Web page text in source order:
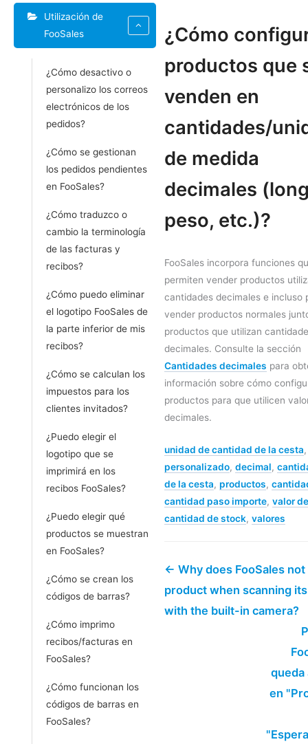
Utilización de
FooSales
¿Cómo desactivo o
personalizo los correos
electrónicos de los
pedidos?
¿Cómo se gestionan
los pedidos pendientes
en FooSales?
¿Cómo traduzco o
cambio la terminología
de las facturas y
recibos?
¿Cómo puedo eliminar
el logotipo FooSales de
la parte inferior de mis
recibos?
¿Cómo se calculan los
impuestos para los
clientes invitados?
¿Puedo elegir el
logotipo que se
imprimirá en los
recibos FooSales?
¿Puedo elegir qué
productos se muestran
en FooSales?
¿Cómo se crean los
códigos de barras?
¿Cómo imprimo
recibos/facturas en
FooSales?
¿Cómo funcionan los
códigos de barras en
FooSales?
¿Cómo
productos que
venden en
cantidades/
de medida
decimales
peso, etc.)?
FooSales incorpora funciones
permiten vender productos
cantidades decimales e incluso
vender productos normales
productos que utilizan
decimales. Consulte la sección
Cantidades decimales para
información sobre cómo
productos para que utilicen
decimales.
Etiquetas
unidad de cantidad de la cesta,
personalizado, decimal,
de la cesta, productos,
cantidad paso importe, valor
cantidad de stock, valores
navegación
← Why does FooSales
product when scanning
with the built-in camera?
queda
en